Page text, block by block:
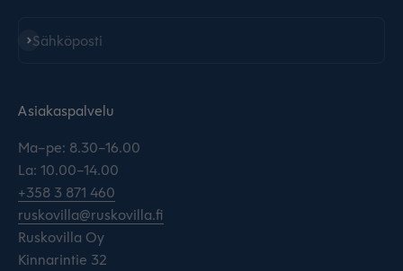
Sähköposti
Tilaa
Asiakaspalvelu
Ma–pe: 8.30–16.00
La: 10.00–14.00
+358 3 871 460
ruskovilla@ruskovilla.fi
Ruskovilla Oy
Kinnarintie 32